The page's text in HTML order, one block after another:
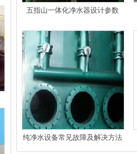
五指山一体化净水器设计参数
纯净水设备常见故障及解决方法